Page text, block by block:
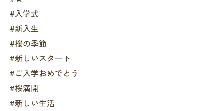
#入学式
#新入生
#桜の季節
#新しいスタート
#ご入学おめでとう
#桜満開
#新しい生活